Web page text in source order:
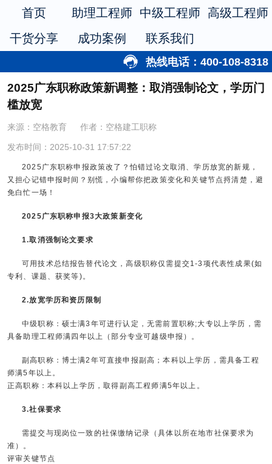
首页 助理工程师 中级工程师 高级工程师
干货分享
成功案例 联系我们
热线电话：400-108-8318
2025广东职称政策新调整：取消强制论文，学历门
槛放宽
来源：空格教育 作者：空格建工职称
发布时间：2025-10-31 17:57:22
2025广东职称申报政策改了？怕错过论文取消、学历放宽的新规，
又担心记错申报时间？别慌，小编帮你把政策变化和关键节点捋清楚，避
免白忙一场！
2025广东职称申报3大政策新变化
1.取消强制论文要求
可用技术总结报告替代论文，高级职称仅需提交1-3项代表性成果(如
专利、课题、获奖等)。
2.放宽学历和资历限制
中级职称：硕士满3年可进行认定，无需前置职称;大专以上学历，需
具备助理工程师满四年以上（部分专业可越级申报）。
副高职称：博士满2年可直接申报副高；本科以上学历，需具备工程
师满5年以上。
正高职称：本科以上学历，取得副高工程师满5年以上。
3.社保要求
需提交与现岗位一致的社保缴纳记录（具体以所在地市社保要求为
准）。
评审关键节点